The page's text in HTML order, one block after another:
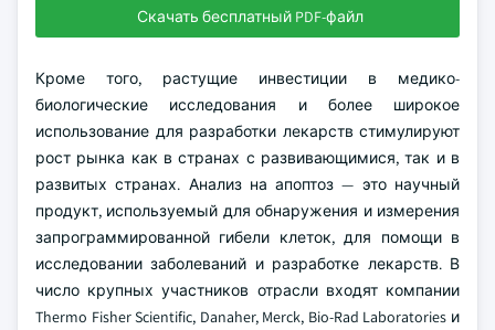
Скачать бесплатный PDF-файл
Кроме того, растущие инвестиции в медико-
биологические исследования и более широкое
использование для разработки лекарств стимулируют
рост рынка как в странах с развивающимися, так и в
развитых странах. Анализ на апоптоз — это научный
продукт, используемый для обнаружения и измерения
запрограммированной гибели клеток, для помощи в
исследовании заболеваний и разработке лекарств. В
число крупных участников отрасли входят компании
Thermo Fisher Scientific, Danaher, Merck, Bio-Rad Laboratories и